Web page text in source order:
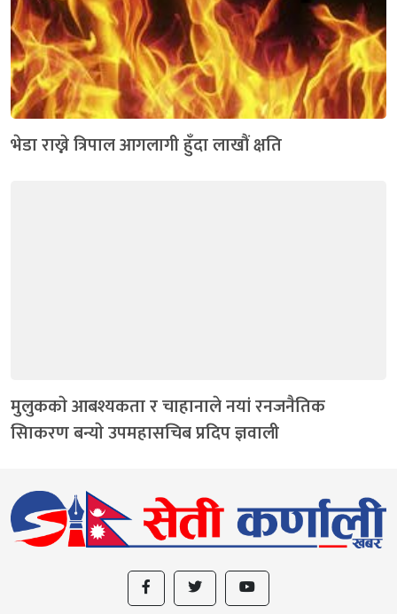
भेडा राख्ने त्रिपाल आगलागी हुँदा लाखौं क्षति
मुलुककाे आबश्यकता र चाहानाले नयां रनजनैतिक
सािकरण बन्याे उपमहासचिब प्रदिप ज्ञवाली